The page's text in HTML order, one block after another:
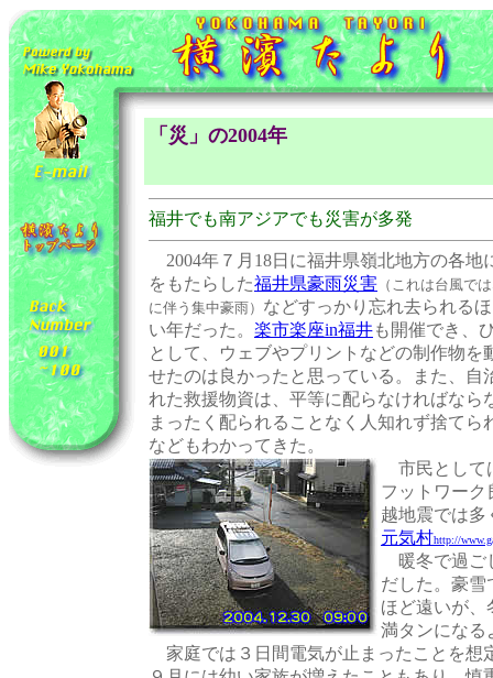
「災」の2004年
福井でも南アジアでも災害が多発
2004年７月18日に福井県嶺北地方の各地
をもたらした福井県豪雨災害 （これは台風で
に伴う集中豪雨） などすっかり忘れ去られる
い年だった。 楽市楽座in福井も開催でき、
として、ウェブやプリントなどの制作物を
せたのは良かったと思っている。また、自
れた救援物資は、平等に配らなければなら
まったく配られることなく人知れず捨てら
などもわかってきた。
市民として
フットワーク
越地震では多
元気村http://
暖冬で過ご
だした。豪雪
ほど遠いが、
満タンになる
家庭では３日間電気が止まったことを想